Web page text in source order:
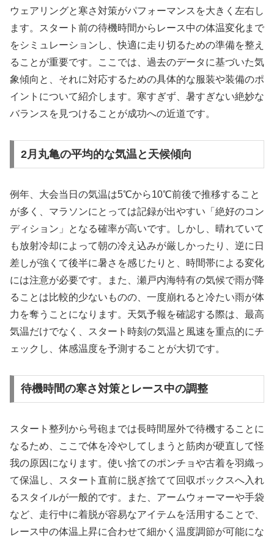
ウェアリングと寒さ対策がパフォーマンスを大きく左右し
ます。スタート前の待機時間からレース中の体温変化まで
をシミュレーションし、快適に走り切るための準備を整え
ることが重要です。ここでは、過去のデータに基づいた気
象傾向と、それに対応するための具体的な服装や装備のポ
イントについて紹介します。寒すぎず、暑すぎない絶妙な
バランスを見つけることが成功への近道です。
2月丸亀の平均的な気温と天候傾向
例年、大会当日の気温は5℃から10℃前後で推移すること
が多く、マラソンにとっては記録が出やすい「絶好のコン
ディション」となる確率が高いです。しかし、晴れていて
も放射冷却によって朝の冷え込みが厳しかったり、逆に日
差しが強くて後半に暑さを感じたりと、時間帯による変化
には注意が必要です。また、瀬戸内海特有の気候で雨が降
ることは比較的少ないものの、一度崩れると冷たい雨が体
力を奪うことになります。天気予報を確認する際は、最高
気温だけでなく、スタート時刻の気温と風速を重点的にチ
ェックし、体感温度を予測することが大切です。
待機時間の寒さ対策とレース中の調整
スタート整列から号砲までは長時間屋外で待機することに
なるため、ここで体を冷やしてしまうと筋肉が硬直して怪
我の原因になります。使い捨てのポンチョや古着を羽織っ
て保温し、スタート直前に脱ぎ捨てて回収ボックスへ入れ
るスタイルが一般的です。また、アームウォーマーや手袋
など、走行中に着脱が容易なアイテムを活用することで、
レース中の体温上昇に合わせて細かく温度調節が可能にな